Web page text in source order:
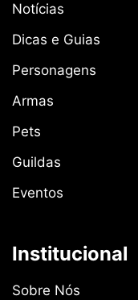
Notícias
Dicas e Guias
Personagens
Armas
Pets
Guildas
Eventos
Institucional
Sobre Nós